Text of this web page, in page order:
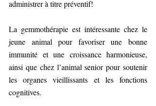
administrer à titre préventif!
La gemmothérapie est intéressante chez le
jeune animal pour favoriser une bonne
immunité et une croissance harmonieuse,
ainsi que chez l’animal senior pour soutenir
les organes vieillissants et les fonctions
cognitives.